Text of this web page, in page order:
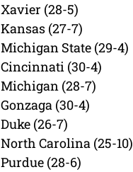
Xavier (28-5)
Kansas (27-7)
Michigan State (29-4)
Cincinnati (30-4)
Michigan (28-7)
Gonzaga (30-4)
Duke (26-7)
North Carolina (25-10)
Purdue (28-6)